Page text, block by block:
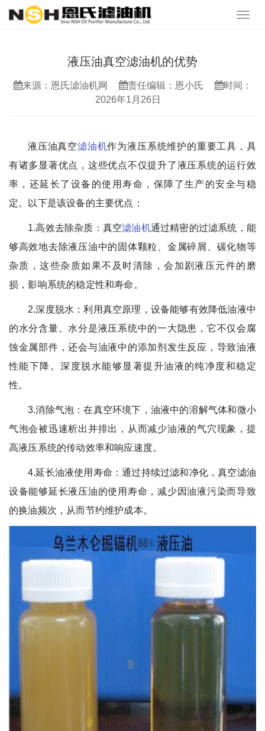
液压油真空滤油机的优势
来源：恩氏滤油机网 责任编辑：恩小氏
时间：
2026年1月26日
液压油真空滤油机作为液压系统维护的重要工具，具
有诸多显著优点，这些优点不仅提升了液压系统的运行效
率，还延长了设备的使用寿命，保障了生产的安全与稳
定。以下是该设备的主要优点：
1.高效去除杂质：真空滤油机通过精密的过滤系统，能
够高效地去除液压油中的固体颗粒、金属碎屑、碳化物等
杂质，这些杂质如果不及时清除，会加剧液压元件的磨
损，影响系统的稳定性和寿命。
2.深度脱水：利用真空原理，设备能够有效降低油液中
的水分含量。水分是液压系统中的一大隐患，它不仅会腐
蚀金属部件，还会与油液中的添加剂发生反应，导致油液
性能下降。深度脱水能够显著提升油液的纯净度和稳定
性。
3.消除气泡：在真空环境下，油液中的溶解气体和微小
气泡会被迅速析出并排出，从而减少油液的气穴现象，提
高液压系统的传动效率和响应速度。
4.延长油液使用寿命：通过持续过滤和净化，真空滤油
设备能够延长液压油的使用寿命，减少因油液污染而导致
的换油频次，从而节约维护成本。